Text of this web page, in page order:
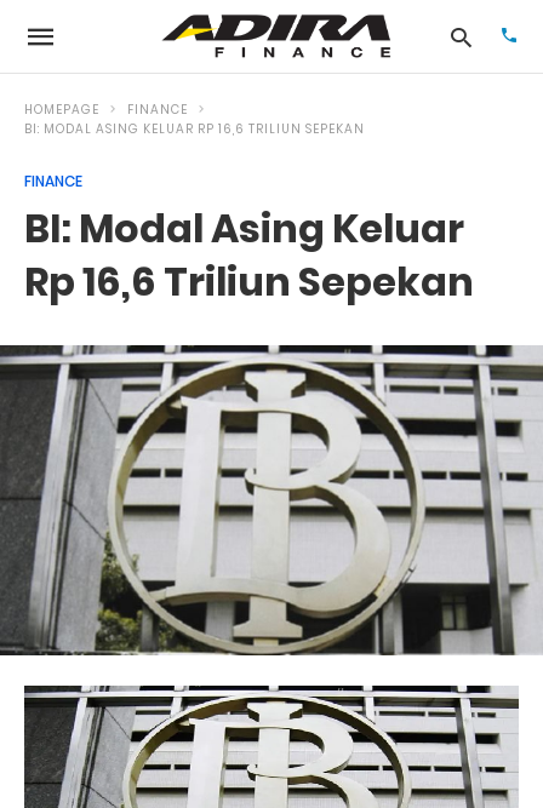
HOMEPAGE
FINANCE
BI: MODAL ASING KELUAR RP 16,6 TRILIUN SEPEKAN
FINANCE
BI: Modal Asing Keluar
Rp 16,6 Triliun Sepekan